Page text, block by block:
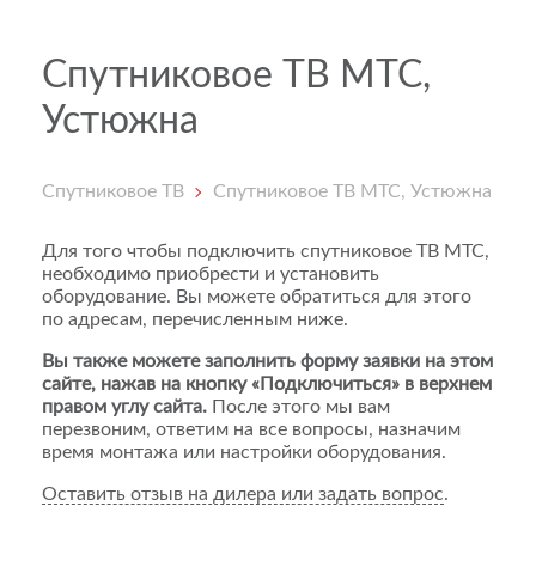
Спутниковое ТВ МТС,
Устюжна
Спутниковое ТВ Спутниковое ТВ МТС, Устюжна
Для того чтобы подключить спутниковое ТВ МТС,
необходимо приобрести и установить
оборудование. Вы можете обратиться для этого
по адресам, перечисленным ниже.
Вы также можете заполнить форму заявки на этом
сайте, нажав на кнопку «Подключиться» в верхнем
правом углу сайта. После этого мы вам
перезвоним, ответим на все вопросы, назначим
время монтажа или настройки оборудования.
Оставить отзыв на дилера или задать вопрос.